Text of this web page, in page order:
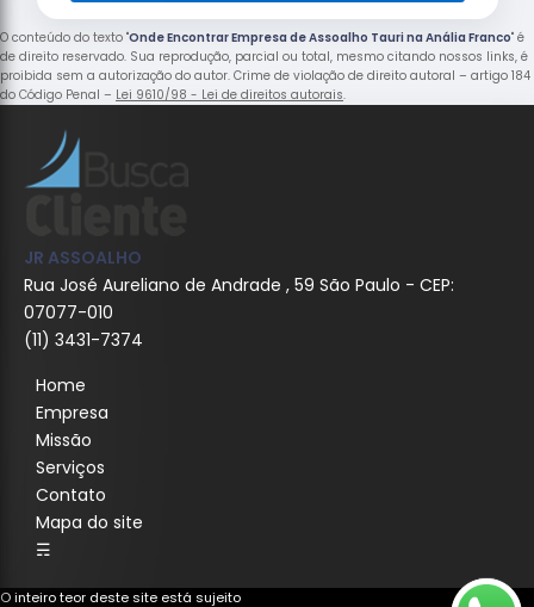
O conteúdo do texto "Onde Encontrar Empresa de Assoalho Tauri na Anália Franco" é
de direito reservado. Sua reprodução, parcial ou total, mesmo citando nossos links, é
proibida sem a autorização do autor. Crime de violação de direito autoral – artigo 184
do Código Penal – Lei 9610/98 - Lei de direitos autorais.
JR ASSOALHO
Rua José Aureliano de Andrade , 59 São Paulo - CEP:
07077-010
(11) 3431-7374
Home
Empresa
Missão
Serviços
Contato
Mapa do site
☴
O inteiro teor deste site está sujeito